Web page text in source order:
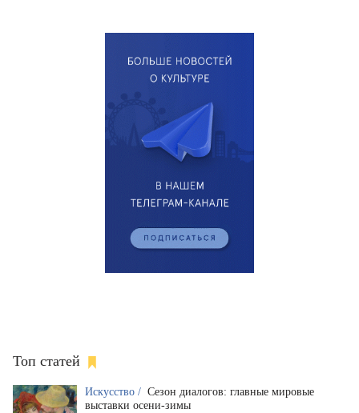
Топ статей
Искусство / Сезон диалогов: главные мировые
выставки осени-зимы